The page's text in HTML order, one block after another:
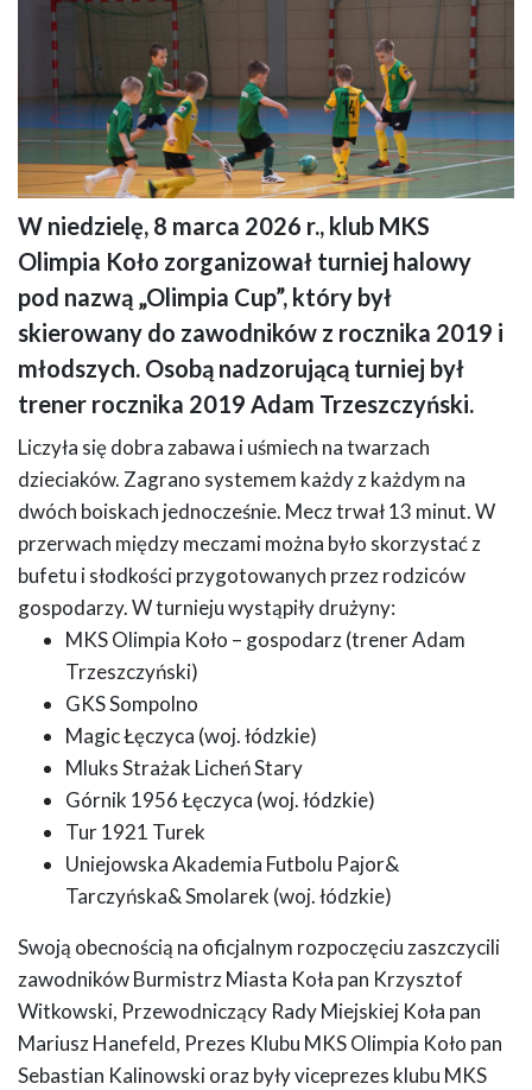
Na zdjęciu widać sześciu chłopców podczas emocjonującego meczu
piłkarskiego na hali sportowej — w tle stoją bramki, a zawodnicy w
zielonych oraz żółto-zielonych koszulkach walczą o piłkę na boisku.
W niedzielę, 8 marca 2026 r., klub MKS
Olimpia Koło zorganizował turniej halowy
pod nazwą „Olimpia Cup”, który był
skierowany do zawodników z rocznika 2019 i
młodszych. Osobą nadzorującą turniej był
trener rocznika 2019 Adam Trzeszczyński.
Liczyła się dobra zabawa i uśmiech na twarzach
dzieciaków. Zagrano systemem każdy z każdym na
dwóch boiskach jednocześnie. Mecz trwał 13 minut. W
przerwach między meczami można było skorzystać z
bufetu i słodkości przygotowanych przez rodziców
gospodarzy. W turnieju wystąpiły drużyny:
MKS Olimpia Koło – gospodarz (trener Adam
Trzeszczyński)
GKS Sompolno
Magic Łęczyca (woj. łódzkie)
Mluks Strażak Licheń Stary
Górnik 1956 Łęczyca (woj. łódzkie)
Tur 1921 Turek
Uniejowska Akademia Futbolu Pajor&
Tarczyńska& Smolarek (woj. łódzkie)
Swoją obecnością na oficjalnym rozpoczęciu zaszczycili
zawodników Burmistrz Miasta Koła pan Krzysztof
Witkowski, Przewodniczący Rady Miejskiej Koła pan
Mariusz Hanefeld, Prezes Klubu MKS Olimpia Koło pan
Sebastian Kalinowski oraz były viceprezes klubu MKS